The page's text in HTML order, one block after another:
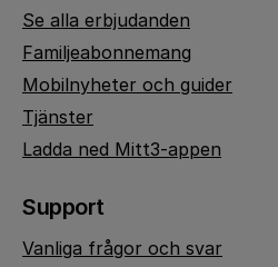
Se alla erbjudanden
Familjeabonnemang
Mobilnyheter och guider
Tjänster
Ladda ned Mitt3-appen
Support
Vanliga frågor och svar